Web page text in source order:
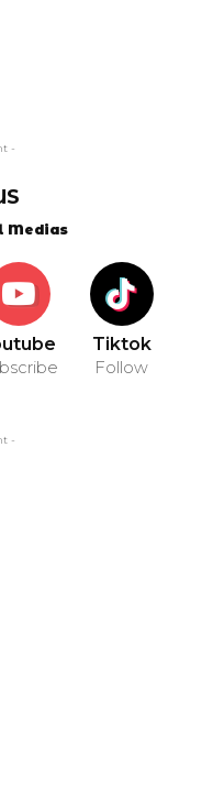
-
Medias
Tiktok
Follow
-